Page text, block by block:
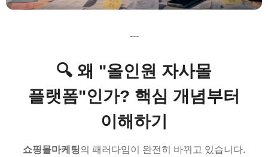
---
🔍 왜 "올인원 자사몰
플랫폼"인가? 핵심 개념부터
이해하기
쇼핑몰마케팅의 패러다임이 완전히 바뀌고 있습니다.